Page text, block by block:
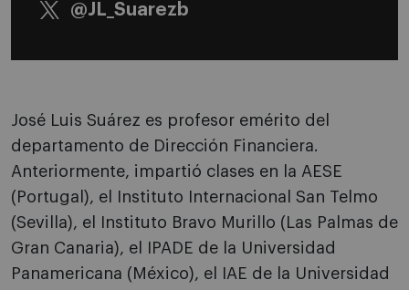
@JL_Suarezb
José Luis Suárez es profesor emérito del
departamento de Dirección Financiera.
Anteriormente, impartió clases en la AESE
(Portugal), el Instituto Internacional San Telmo
(Sevilla), el Instituto Bravo Murillo (Las Palmas de
Gran Canaria), el IPADE de la Universidad
Panamericana (México), el IAE de la Universidad